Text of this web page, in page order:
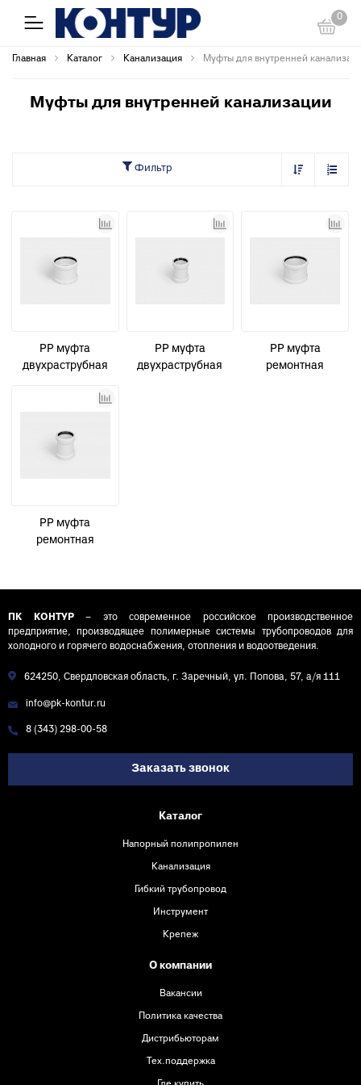
0
Главная Каталог Канализация Муфты для внутренней
Муфты для внутренней канализации
Фильтр
PP муфта
двухраструбная
малошумная D110
PP муфта
двухраструбная
PP муфта
ремонтная
PP муфта
ремонтная
УЮТ КОНТУР
ПК КОНТУР– это современное российское производственное
предприятие, производящее полимерные системы трубопроводов для
холодного и горячего водоснабжения, отопления и водоотведения.
624250, Свердловская область, г. Заречный, ул. Попова, 57, а/я 111
info@pk-kontur.ru
8 (343) 298-00-58
Заказать звонок
Каталог
Напорный полипропилен
Канализация
Гибкий трубопровод
Инструмент
Крепеж
О компании
Вакансии
Политика качества
Дистрибьюторам
Тех.поддержка